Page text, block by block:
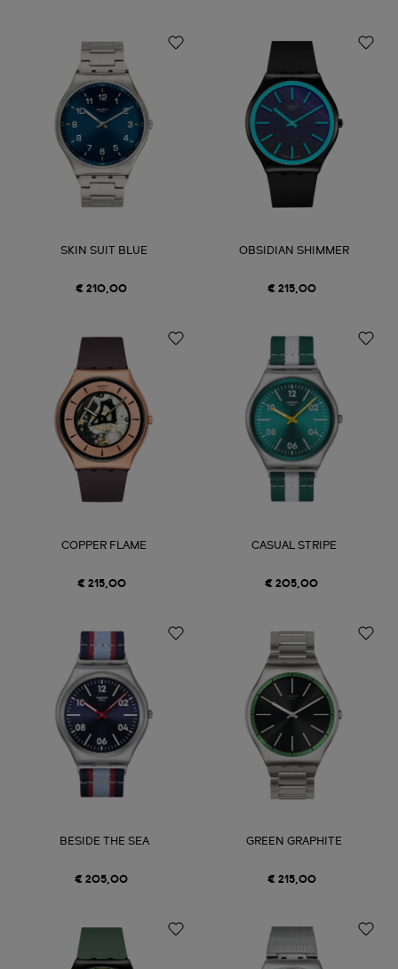
SKIN SUIT BLUE
€ 210,00
OBSIDIAN SHIMMER
€ 215,00
COPPER FLAME
€ 215,00
CASUAL STRIPE
€ 205,00
BESIDE THE SEA
€ 205,00
GREEN GRAPHITE
€ 215,00